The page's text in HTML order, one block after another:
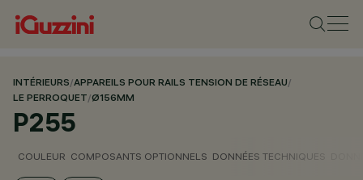
INTÉRIEURS/APPAREILS POUR RAILS TENSION DE RÉSEAU/
LE PERROQUET/Ø156MM
P255
COULEUR COMPOSANTS OPTIONNELS DONNÉES TECHNIQUES